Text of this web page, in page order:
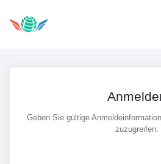
Geben Sie gültige
zuzugreifen.